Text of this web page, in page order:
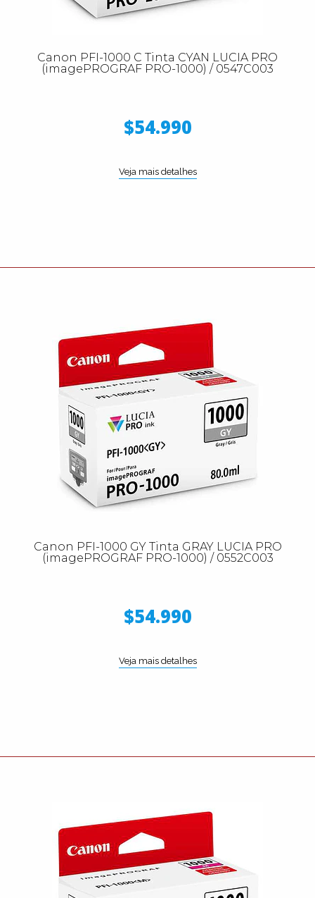
Canon PFI-1000 C Tinta CYAN LUCIA PRO
(imagePROGRAF PRO-1000) / 0547C003
$54.990
Veja mais detalhes
Canon PFI-1000 GY Tinta GRAY LUCIA PRO
(imagePROGRAF PRO-1000) / 0552C003
$54.990
Veja mais detalhes